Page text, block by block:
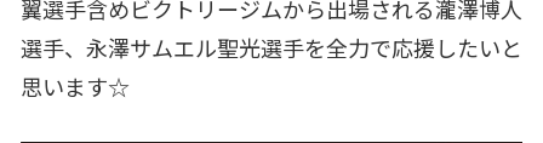
翼選手含めビクトリージムから出場される瀧澤博人
選手、永澤サムエル聖光選手を全力で応援したいと
思います☆